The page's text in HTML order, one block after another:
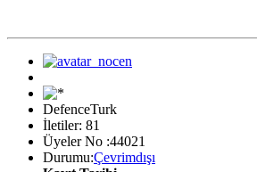
DefenceTurk
İletiler: 81
Üyeler No :44021
Durumu:Çevrimdışı